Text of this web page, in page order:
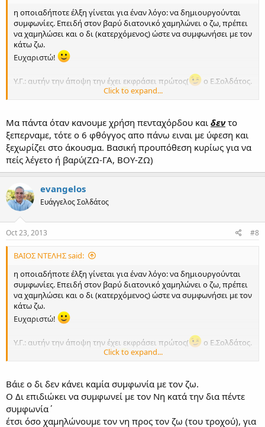
η οποιαδήποτε έλξη γίνεται για έναν λόγο: να δημιουργούνται
συμφωνίες. Επειδή στον βαρύ διατονικό χαμηλώνει ο ζω, πρέπει
να χαμηλώσει και ο δι (κατερχόμενος) ώστε να συμφωνήσει με τον
κάτω ζω.
Ευχαριστώ!
Υ.Γ.: αυτήν την άποψη την έχει εκφράσει πρώτος(
ο Ε.Σολδάτος.
Ελπίζω να μην κάνω γκάφα!!Click to expand...
Μα πάντα όταν κανουμε χρήση πενταχόρδου και δεντο
ξεπερναμε, τότε ο 6 φθόγγος απο πάνω ειναι με ύφεση και
ξεχωρίζει στο άκουσμα. Βασική προυπόθεση κυρίως για να
πείς λέγετο ή βαρύ(ΖΩ-ΓΑ, ΒΟΥ-ΖΩ)
evangelos
Ευάγγελος Σολδάτος
Oct 23, 2013 #8
ΒΑΙΟΣ ΝΤΕΛΗΣ said:
η οποιαδήποτε έλξη γίνεται για έναν λόγο: να δημιουργούνται
συμφωνίες. Επειδή στον βαρύ διατονικό χαμηλώνει ο ζω, πρέπει
να χαμηλώσει και ο δι (κατερχόμενος) ώστε να συμφωνήσει με τον
κάτω ζω.
Ευχαριστώ!
Υ.Γ.: αυτήν την άποψη την έχει εκφράσει πρώτος(
ο Ε.Σολδάτος.
Ελπίζω να μην κάνω γκάφα!!Click to expand...
Βάιε o δι δεν κάνει καμία συμφωνία με τον ζω.
Ο Δι επιδιώκει να συμφωνεί με τον Νη κατά την δια πέντε
συμφωνία΄
έτσι όσο χαμηλώνουμε τον νη προς τον ζω (του τροχού), για